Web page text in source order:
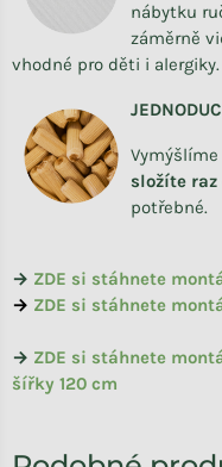
nábytku
záměrně
vhodné pro děti i alergiky.
složíte raz
potřebné.
→ ZDE si stáhnete
→ ZDE si stáhnete
→ ZDE si stáhnete
šířky 120 cm